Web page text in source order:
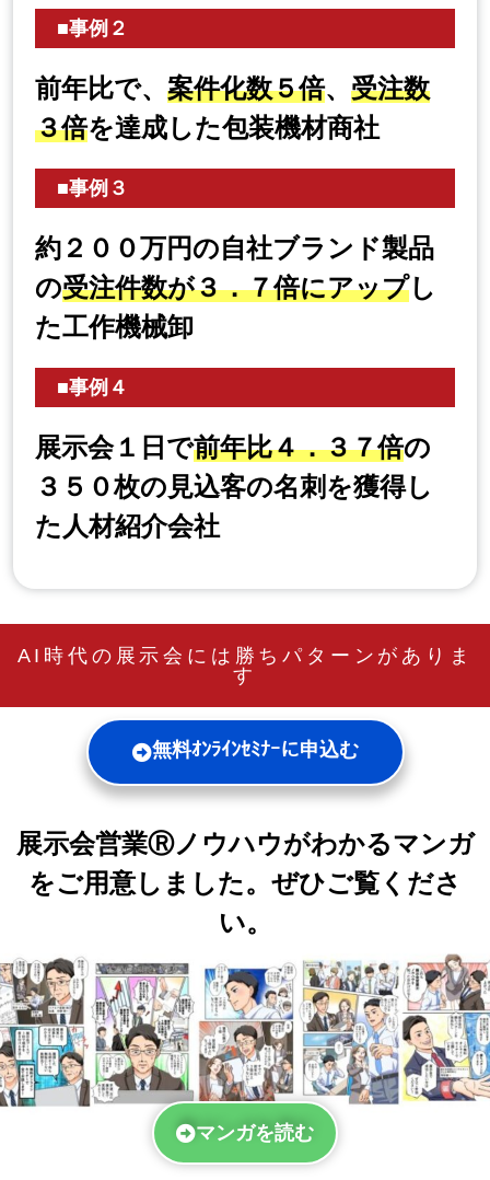
■事例２
前年比で、 案件化数５倍、 受注数
３倍を達成した包装機材商社
■事例３
約２００万円の自社ブランド製品
の受注件数が３．７倍にアップし
た工作機械卸
■事例４
展示会１日で前年比４．３７倍の
３５０枚の見込客の名刺を獲得し
た人材紹介会社
AI時代の展示会には勝ちパターンがありま
す
無料ｵﾝﾗｲﾝｾﾐﾅｰに申込む
展示会営業Ⓡノウハウがわかるマンガ
をご用意しました。ぜひご覧くださ
い。
マンガを読む